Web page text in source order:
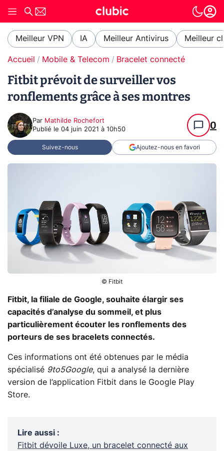
Meilleur VPN IA Meilleur Antivirus Meilleur
Accueil Mobile & Telecom Bracelet connecté
Fitbit prévoit de surveiller vos
ronflements grâce à ses montres
Par Mathilde Rochefort
Publié le 04 juin 2021 à 10h50 0
Suivez-nous Ajoutez-nous en favori
© Fitbit
Fitbit, la filiale de Google, souhaite élargir ses
capacités d’analyse du sommeil, et plus
particulièrement écouter les ronflements des
porteurs de ses bracelets connectés.
Ces informations ont été obtenues par le média
spécialisé 9to5Google, qui a analysé la dernière
version de l’application Fitbit dans le Google Play
Store.
Lire aussi :
Fitbit dévoile Luxe, un bracelet connecté aux